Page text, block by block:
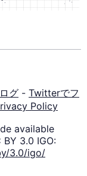
グ - Twitterでフ
Policy
available
3.0 IGO:
3.0/igo/